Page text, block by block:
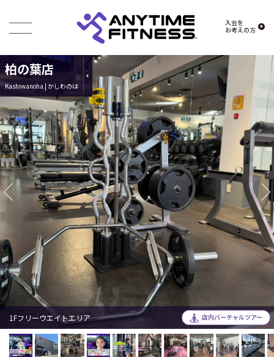
入会を
お考えの方
柏の葉店
Kashiwanoha | かしわのは
店内バーチャルツアー
1Fフリーウエイトエリア